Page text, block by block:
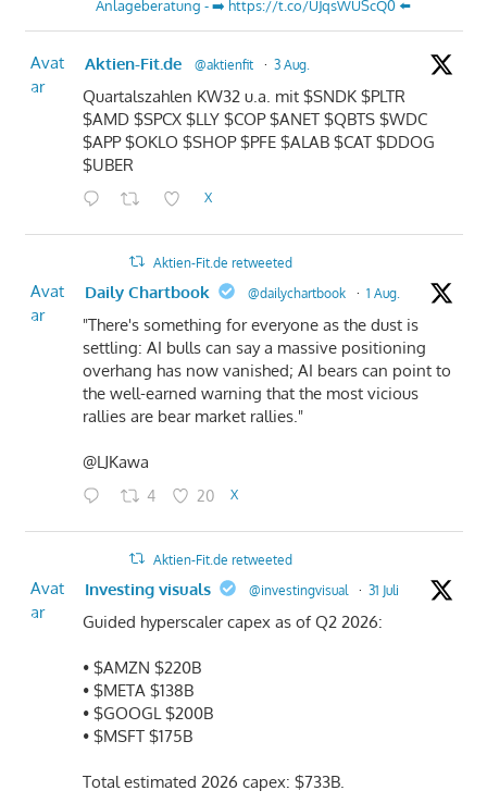
Anlageberatung - ➡️ https://t.co/UJqsWUScQ0 ⬅️
Avat
ar
Aktien-Fit.de @aktienfit · 3 Aug.
Quartalszahlen KW32 u.a. mit $SNDK $PLTR
$AMD $SPCX $LLY $COP $ANET $QBTS $WDC
$APP $OKLO $SHOP $PFE $ALAB $CAT $DDOG
$UBER
X
Aktien-Fit.de retweeted
Avat
ar
Daily Chartbook @dailychartbook · 1 Aug.
"There's something for everyone as the dust is
settling: AI bulls can say a massive positioning
overhang has now vanished; AI bears can point to
the well-earned warning that the most vicious
rallies are bear market rallies."
@LJKawa
4 20 X
Aktien-Fit.de retweeted
Avat
ar
Investing visuals @investingvisual · 31 Juli
Guided hyperscaler capex as of Q2 2026:
• $AMZN $220B
• $META $138B
• $GOOGL $200B
• $MSFT $175B
Total estimated 2026 capex: $733B.